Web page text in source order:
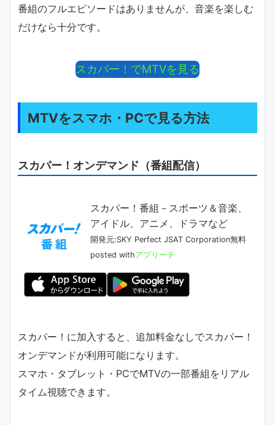
番組のフルエピソードはありませんが、音楽を楽しむ
だけなら十分です。
スカパー！でMTVを見る
MTVをスマホ・PCで見る方法
スカパー！オンデマンド（番組配信）
スカパー！番組－スポーツ＆音楽、
アイドル、アニメ、ドラマなど
開発元:SKY Perfect JSAT Corporation無料
posted withアプリーチ
スカパー！に加入すると、追加料金なしでスカパー！
オンデマンドが利用可能になります。
スマホ・タブレット・PCでMTVの一部番組をリアル
タイム視聴できます。